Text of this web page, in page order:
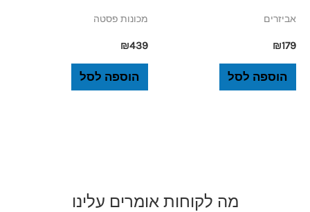
אביזרים
₪179
הוספה לסל
מכונות פסטה
₪439
הוספה לסל
מה לקוחות אומרים עלינו